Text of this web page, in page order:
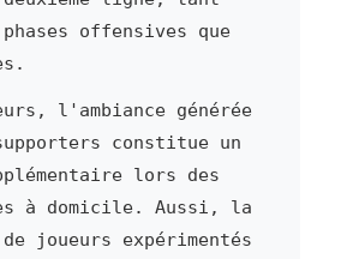
offensives que
l'ambiance générée
constitue un
lors des
à domicile. Aussi, la
de joueurs expérimentés